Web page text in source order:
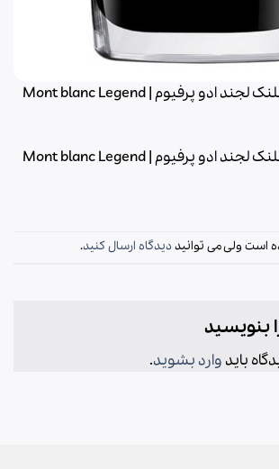
عطر ادکلن مونت بلنک لجند ادو پرفیوم | Mont blanc Legend
عطر ادکلن مونت بلنک لجند ادو پرفیوم | Mont blanc Legend
است ولی می توانید دیدگاه ارسال کنید.
بنویسید
باید وارد بشوید.